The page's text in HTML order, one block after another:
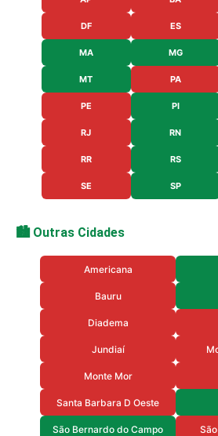
DF ES
MA MG
MT PA
PE PI
RJ RN
RR RS
SE SP
🏙️ Outras Cidades
Americana
Bauru
Diadema
Jundiaí
Monte Mor
Santa Barbara D Oeste
São Bernardo do Campo